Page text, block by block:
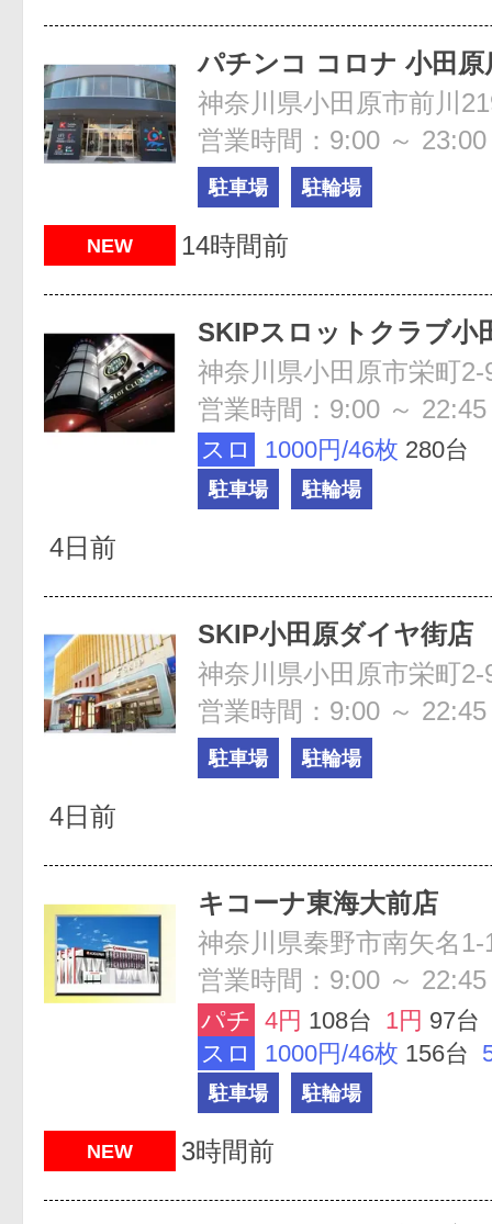
パチンコ コロナ 小田原
神奈川県小田原市前川
営業時間：9:00 ～ 23:00
駐車場 駐輪場
NEW 14時間前
SKIPスロットクラブ小
神奈川県小田原市栄町2-
営業時間：9:00 ～ 22:45
スロ 1000円/46枚 280台
駐車場 駐輪場
4日前
SKIP小田原ダイヤ街店
神奈川県小田原市栄町2-
営業時間：9:00 ～ 22:45
駐車場 駐輪場
4日前
キコーナ東海大前店
神奈川県秦野市南矢名1-
営業時間：9:00 ～ 22:45
パチ 4円 108台 1円 97台
スロ
1000円/46枚 156台
駐車場 駐輪場
NEW 3時間前